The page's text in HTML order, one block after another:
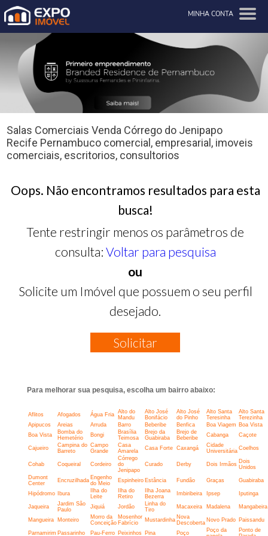
MINHA CONTA
Salas Comerciais Venda Córrego do Jenipapo
Recife Pernambuco comercial, empresarial, imoveis
comerciais, escritorios, consultorios
Oops. Não encontramos resultados para esta
busca!
Tente restringir menos os parâmetros de
consulta: Voltar para pesquisa
ou
Solicite um Imóvel que possuem o seu perfil
desejado.
Solicitar
Para melhorar sua pesquisa, escolha um bairro abaixo:
Aflitos Afogados Água Fria
Alto do
Mandu
Alto José
Bonifácio
Alto José
do Pinho
Alto Santa
Teresinha
Alto Santa
Terezinha
Apipucos
Areias Arruda Barro Beberibe Benfica Boa Viagem Boa Vista
Boa Vista
Bomba do
Hemetério
Bongi
Brasília
Teimosa
Brejo da
Guabiraba
Brejo de
Beberibe
Cabanga Caçote
Cajueiro
Campina do
Barreto
Campo
Grande
Casa
Amarela
Casa Forte Caxangá
Cidade
Universitária Coelhos
Cohab Coqueiral Cordeiro
Córrego
do
Jenipapo
Curado Derby Dois Irmãos Dois
Unidos
Dumont
Center
Encruzilhada Engenho
do Meio
Espinheiro Estância Fundão Graças Guabiraba
Hipódromo Ibura
Ilha do
Leite
Ilha do
Retiro
Ilha Joana
Bezerra
Imbiribeira Ipsep Iputinga
Jaqueira
Jardim São
Paulo
Jiquiá Jordão
Linha do
Tiro
Macaxeira Madalena Mangabeira
Mangueira Monteiro
Morro da
Conceição
Mosenhor
Fabrício
Mustardinha Nova
Descoberta Novo Prado Paissandu
Parnamirim Passarinho Pau-Ferro Peixinhos Pina Poço
Poço da
Ponto de